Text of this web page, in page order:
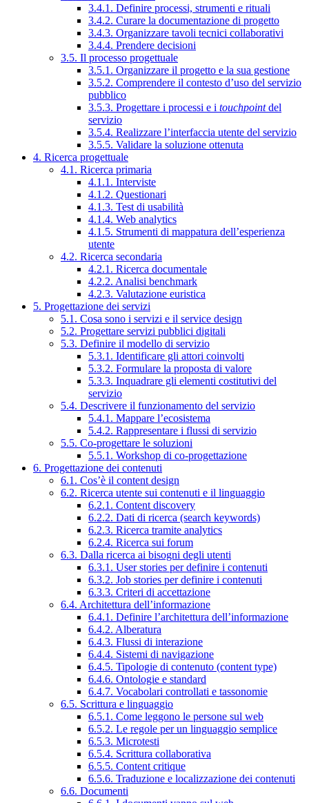
3.4.1. Definire processi, strumenti e rituali
3.4.2. Curare la documentazione di progetto
3.4.3. Organizzare tavoli tecnici collaborativi
3.4.4. Prendere decisioni
3.5. Il processo progettuale
3.5.1. Organizzare il progetto e la sua gestione
3.5.2. Comprendere il contesto d’uso del servizio
pubblico
3.5.3. Progettare i processi e i touchpointdel
servizio
3.5.4. Realizzare l’interfaccia utente del servizio
3.5.5. Validare la soluzione ottenuta
4. Ricerca progettuale
4.1. Ricerca primaria
4.1.1. Interviste
4.1.2. Questionari
4.1.3. Test di usabilità
4.1.4. Web analytics
4.1.5. Strumenti di mappatura dell’esperienza
utente
4.2. Ricerca secondaria
4.2.1. Ricerca documentale
4.2.2. Analisi benchmark
4.2.3. Valutazione euristica
5. Progettazione dei servizi
5.1. Cosa sono i servizi e il service design
5.2. Progettare servizi pubblici digitali
5.3. Definire il modello di servizio
5.3.1. Identificare gli attori coinvolti
5.3.2. Formulare la proposta di valore
5.3.3. Inquadrare gli elementi costitutivi del
servizio
5.4. Descrivere il funzionamento del servizio
5.4.1. Mappare l’ecosistema
5.4.2. Rappresentare i flussi di servizio
5.5. Co-progettare le soluzioni
5.5.1. Workshop di co-progettazione
6. Progettazione dei contenuti
6.1. Cos’è il content design
6.2. Ricerca utente sui contenuti e il linguaggio
6.2.1. Content discovery
6.2.2. Dati di ricerca (search keywords)
6.2.3. Ricerca tramite analytics
6.2.4. Ricerca sui forum
6.3. Dalla ricerca ai bisogni degli utenti
6.3.1. User stories per definire i contenuti
6.3.2. Job stories per definire i contenuti
6.3.3. Criteri di accettazione
6.4. Architettura dell’informazione
6.4.1. Definire l’architettura dell’informazione
6.4.2. Alberatura
6.4.3. Flussi di interazione
6.4.4. Sistemi di navigazione
6.4.5. Tipologie di contenuto (content type)
6.4.6. Ontologie e standard
6.4.7. Vocabolari controllati e tassonomie
6.5. Scrittura e linguaggio
6.5.1. Come leggono le persone sul web
6.5.2. Le regole per un linguaggio semplice
6.5.3. Microtesti
6.5.4. Scrittura collaborativa
6.5.5. Content critique
6.5.6. Traduzione e localizzazione dei contenuti
6.6. Documenti